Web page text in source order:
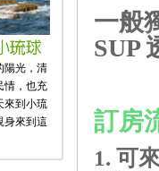
陽光，清
情，也充
來到小琉
身來到這
一般
SUP
訂房
1. 可